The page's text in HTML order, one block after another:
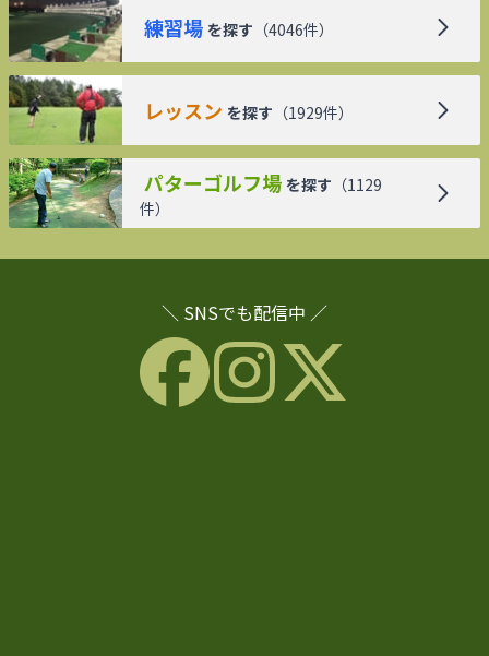
練習場 を探す （4046件）
レッスン を探す （1929件）
パターゴルフ場 を探す （1129
件）
＼ SNSでも配信中 ／